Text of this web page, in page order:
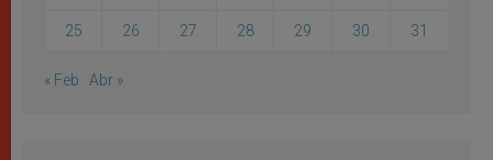
25 26 27 28 29 30 31
« Feb Abr »